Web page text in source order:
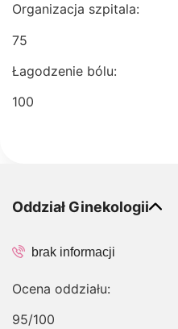
Organizacja szpitala:
75
Łagodzenie bólu:
100
Oddział Ginekologii
brak informacji
Ocena oddziału:
95/100